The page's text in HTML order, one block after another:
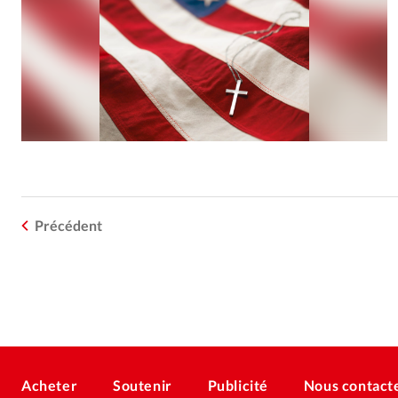
Précédent
Acheter Soutenir Publicité Nous